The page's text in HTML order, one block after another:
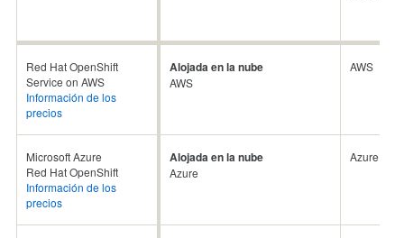
Red Hat OpenShift
Service on AWS
Información de los
precios
Microsoft Azure
Red Hat OpenShift
Información de los
precios
Alojada en la nube
AWS
Alojada en la nube
Azure
AWS
Azure